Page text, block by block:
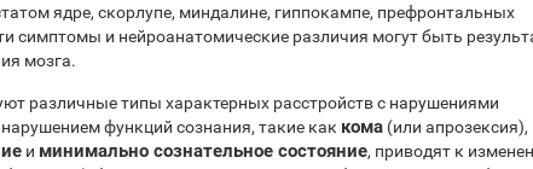
ядре, скорлупе, миндалине, гиппокампе, префронтальных
симптомы и нейроанатомические различия могут быть
мозга.
различные типы характерных расстройств с нарушениями
функций сознания, такие как кома (или апрозексия),
и минимально сознательное состояние, приводят к